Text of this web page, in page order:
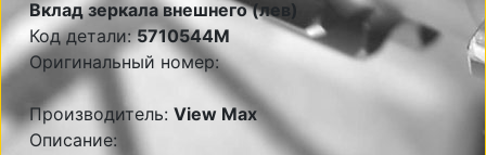
Вклад зеркала внешнего (лев)
Код детали:5710544M
Оригинальный номер:
Производитель: View Max
Описание: